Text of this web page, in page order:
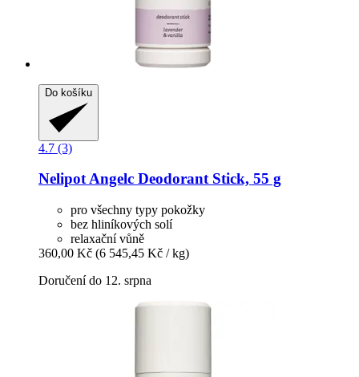
Do košíku
4.7 (3)
NelipotAngelc Deodorant Stick, 55 g
pro všechny typy pokožky
bez hliníkových solí
relaxační vůně
360,00 Kč (6 545,45 Kč / kg)
Doručení do 12. srpna